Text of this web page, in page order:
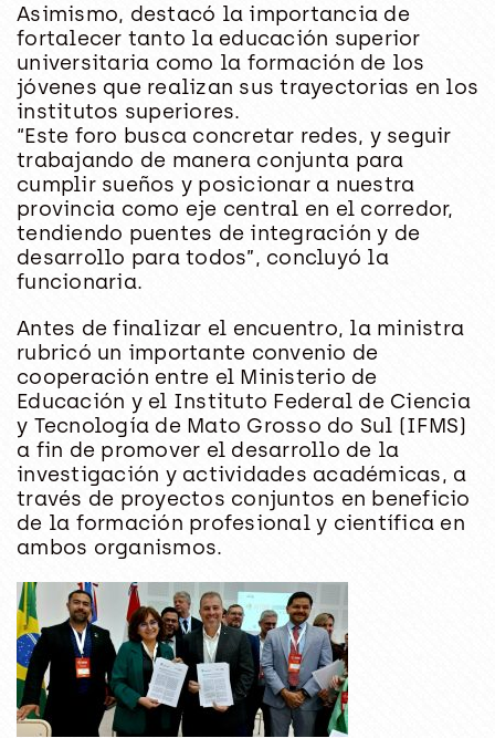
Asimismo, destacó la importancia de
fortalecer tanto la educación superior
universitaria como la formación de los
jóvenes que realizan sus trayectorias en los
institutos superiores.
“Este foro busca concretar redes, y seguir
trabajando de manera conjunta para
cumplir sueños y posicionar a nuestra
provincia como eje central en el corredor,
tendiendo puentes de integración y de
desarrollo para todos”, concluyó la
funcionaria.
Antes de finalizar el encuentro, la ministra
rubricó un importante convenio de
cooperación entre el Ministerio de
Educación y el Instituto Federal de Ciencia
y Tecnología de Mato Grosso do Sul (IFMS)
a fin de promover el desarrollo de la
investigación y actividades académicas, a
través de proyectos conjuntos en beneficio
de la formación profesional y científica en
ambos organismos.